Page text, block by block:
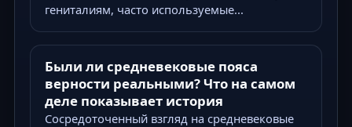
гениталиям, часто используемые...
Были ли средневековые пояса
верности реальными? Что на самом
деле показывает история
Сосредоточенный взгляд на средневековые